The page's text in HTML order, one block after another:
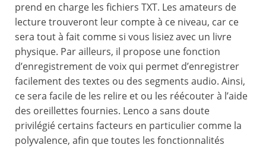
prend en charge les fichiers TXT. Les amateurs de
lecture trouveront leur compte à ce niveau, car ce
sera tout à fait comme si vous lisiez avec un livre
physique. Par ailleurs, il propose une fonction
d’enregistrement de voix qui permet d’enregistrer
facilement des textes ou des segments audio. Ainsi,
ce sera facile de les relire et ou les réécouter à l’aide
des oreillettes fournies. Lenco a sans doute
privilégié certains facteurs en particulier comme la
polyvalence, afin que toutes les fonctionnalités